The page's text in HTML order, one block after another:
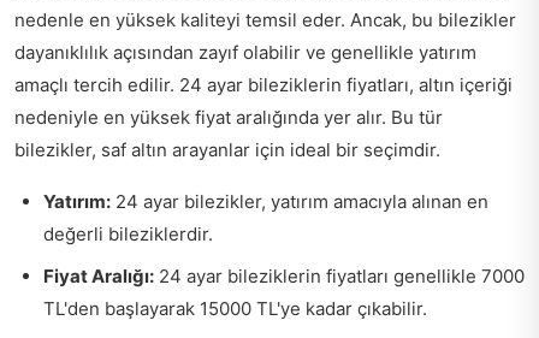
nedenle en yüksek kaliteyi temsil eder. Ancak, bu bilezikler
dayanıklılık açısından zayıf olabilir ve genellikle yatırım
amaçlı tercih edilir. 24 ayar bileziklerin fiyatları, altın içeriği
nedeniyle en yüksek fiyat aralığında yer alır. Bu tür
bilezikler, saf altın arayanlar için ideal bir seçimdir.
Yatırım: 24 ayar bilezikler, yatırım amacıyla alınan en
değerli bileziklerdir.
Fiyat Aralığı: 24 ayar bileziklerin fiyatları genellikle 7000
TL'den başlayarak 15000 TL'ye kadar çıkabilir.